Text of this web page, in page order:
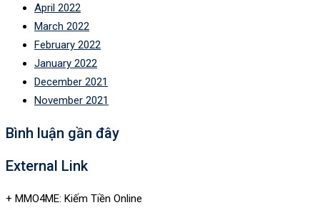
April 2022
March 2022
February 2022
January 2022
December 2021
November 2021
Bình luận gần đây
External Link
+ MMO4ME: Kiếm Tiền Online